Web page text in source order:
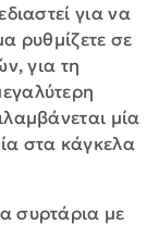
για να
ρυθμίζετε σε
για τη
μία
στα κάγκελα
συρτάρια με